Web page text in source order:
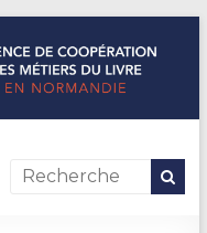
Lecture
du livre en Normandie